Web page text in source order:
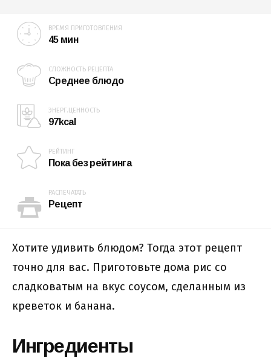
ВРЕМЯ ПРИГОТОВЛЕНИЯ
45 мин
СЛОЖНОСТЬ РЕЦЕПТА
Среднее блюдо
ЭНЕРГ.ЦЕННОСТЬ
97kcal
РЕЙТИНГ
Пока без рейтинга
РАСПЕЧАТАТЬ
Рецепт
Хотите удивить блюдом? Тогда этот рецепт
точно для вас. Приготовьте дома рис со
сладковатым на вкус соусом, сделанным из
креветок и банана.
Ингредиенты